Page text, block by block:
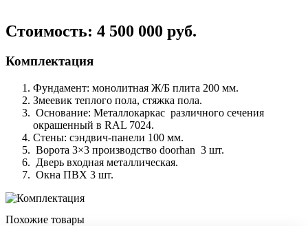
Стоимость: 4 500 000 руб.
Комплектация
Фундамент: монолитная Ж/Б плита 200 мм.
Змеевик теплого пола, стяжка пола.
Основание: Металлокаркас различного сечения
окрашенный в RAL 7024.
Стены: сэндвич-панели 100 мм.
Ворота 3×3 производство doorhan 3 шт.
Дверь входная металлическая.
Окна ПВХ 3 шт.
Похожие товары